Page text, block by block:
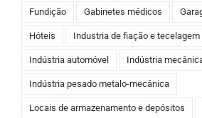
Fundição Gabinetes médicos
Hóteis Industria de fiação e tecelagem
Indústria automóvel Indústria
Indústria pesado metalo-mecânica
Locais de armazenamento e depósitos